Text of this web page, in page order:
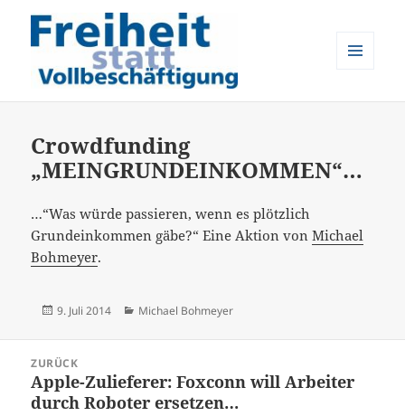
Crowdfunding
„MEINGRUNDEINKOMMEN“…
…“Was würde passieren, wenn es plötzlich
Grundeinkommen gäbe?“ Eine Aktion vonMichael
Bohmeyer.
Veröffentlicht
9. Juli 2014 Kategorien
Michael Bohmeyer
Navigation
ZURÜCK
Vorheriger
Beitrag:
Apple-Zulieferer: Foxconn will Arbeiter
durch Roboter ersetzen…